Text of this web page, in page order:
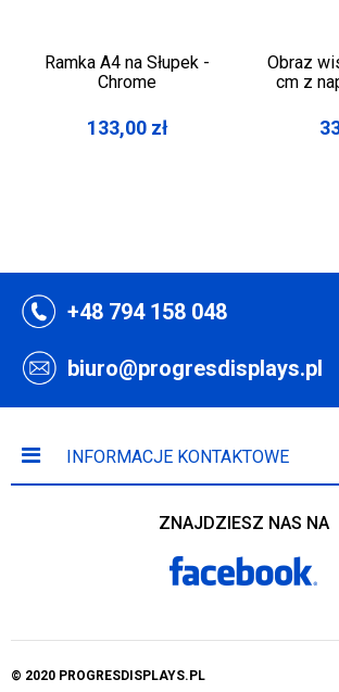
Ramka A4 na Słupek -
Chrome
133,00 zł
Obraz
cm z
+48 794 158 048
biuro@progresdisplays.pl
INFORMACJE KONTAKTOWE
ZNAJDZIESZ NAS NA
© 2020 PROGRESDISPLAYS.PL